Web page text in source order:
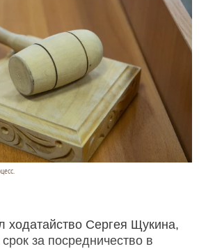
ходатайство Сергея Щукина,
за посредничество в